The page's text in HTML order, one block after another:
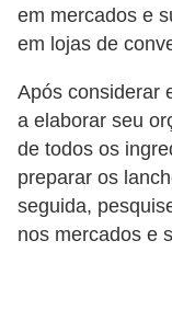
em mercados e
em lojas de
Após considerar
a elaborar seu
de todos os
preparar os
seguida,
nos mercados e
a
P
r
o
g
r
a